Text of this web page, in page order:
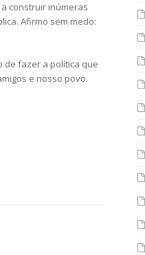
construir inúmeras
Afirmo sem medo:
de fazer a política que
e nosso povo.